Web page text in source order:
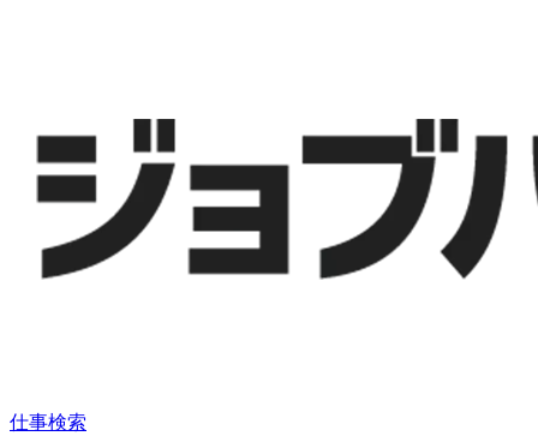
仕事検索